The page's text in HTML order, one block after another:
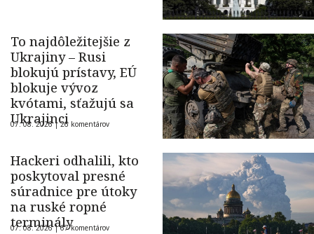
To najdôležitejšie z
Ukrajiny – Rusi
blokujú prístavy, EÚ
blokuje vývoz
kvótami, sťažujú sa
Ukrajinci
07. 08. 2026 |26 komentárov
Hackeri odhalili, kto
poskytoval presné
súradnice pre útoky
na ruské ropné
terminály
07. 08. 2026 |67 komentárov